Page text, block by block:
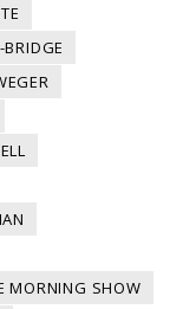
MORNING SHOW